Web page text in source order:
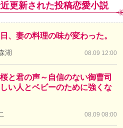
更新された投稿恋愛小説
、妻の料理の味が変わった。
湖 08.09 12:00
と君の声～自信のない御曹司
い人とベビーのために強くな
08.09 08:00